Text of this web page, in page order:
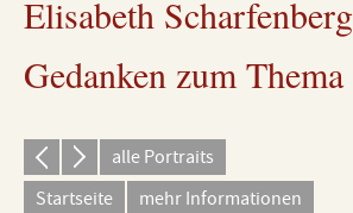
Elisabeth Scharfenberg
Gedanken zum Thema
alle Portraits
Startseite
mehr Informationen